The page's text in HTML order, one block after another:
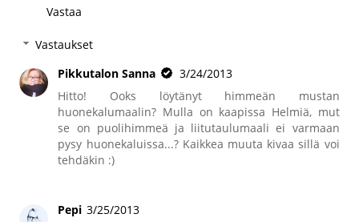
Vastaa
Vastaukset
Pikkutalon Sanna
3/24/2013
Hitto! Ooks löytänyt himmeän mustan
huonekalumaalin? Mulla on kaapissa Helmiä, mut
se on puolihimmeä ja liitutaulumaali ei varmaan
pysy huonekaluissa...? Kaikkea muuta kivaa sillä voi
tehdäkin :)
Pepi 3/25/2013